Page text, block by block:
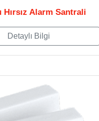
Hırsız Alarm Santrali
Detaylı Bilgi